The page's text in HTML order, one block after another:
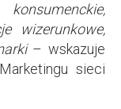
wizerunkowe,
– wskazuje
sieci